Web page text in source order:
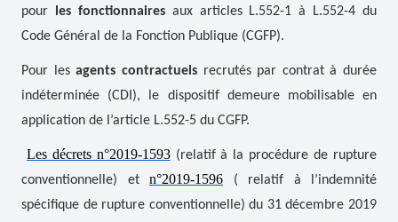
pour
les fonctionnairesaux articles L.552-1 à L.552-4 du
Code Général de la Fonction Publique (CGFP).
Pour lesagents contractuelsrecrutés par contrat à durée
indéterminée (CDI), le dispositif demeure mobilisable en
application de l’article L.552-5 du CGFP.
Les décrets n°2019-1593(relatif à la procédure de rupture
conventionnelle) et n°2019-1596 ( relatif à l’indemnité
spécifique de rupture conventionnelle) du 31 décembre 2019